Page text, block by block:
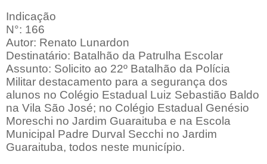
Indicação
N°: 166
Autor: Renato Lunardon
Destinatário: Batalhão da Patrulha Escolar
Assunto: Solicito ao 22º Batalhão da Polícia
Militar destacamento para a segurança dos
alunos no Colégio Estadual Luiz Sebastião Baldo
na Vila São José; no Colégio Estadual Genésio
Moreschi no Jardim Guaraituba e na Escola
Municipal Padre Durval Secchi no Jardim
Guaraituba, todos neste município.